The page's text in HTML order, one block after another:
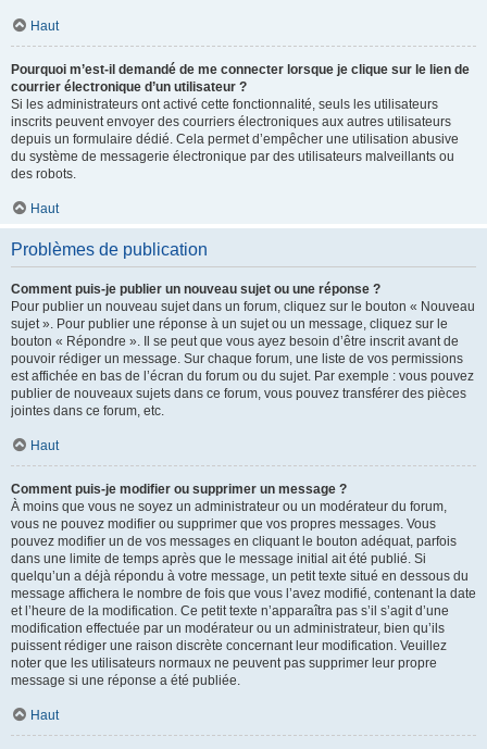
Haut
Pourquoi m’est-il demandé de me connecter lorsque je clique sur le lien de
courrier électronique d’un utilisateur ?
Si les administrateurs ont activé cette fonctionnalité, seuls les utilisateurs
inscrits peuvent envoyer des courriers électroniques aux autres utilisateurs
depuis un formulaire dédié. Cela permet d’empêcher une utilisation abusive
du système de messagerie électronique par des utilisateurs malveillants ou
des robots.
Haut
Problèmes de publication
Comment puis-je publier un nouveau sujet ou une réponse ?
Pour publier un nouveau sujet dans un forum, cliquez sur le bouton « Nouveau
sujet ». Pour publier une réponse à un sujet ou un message, cliquez sur le
bouton « Répondre ». Il se peut que vous ayez besoin d’être inscrit avant de
pouvoir rédiger un message. Sur chaque forum, une liste de vos permissions
est affichée en bas de l’écran du forum ou du sujet. Par exemple : vous pouvez
publier de nouveaux sujets dans ce forum, vous pouvez transférer des pièces
jointes dans ce forum, etc.
Haut
Comment puis-je modifier ou supprimer un message ?
À moins que vous ne soyez un administrateur ou un modérateur du forum,
vous ne pouvez modifier ou supprimer que vos propres messages. Vous
pouvez modifier un de vos messages en cliquant le bouton adéquat, parfois
dans une limite de temps après que le message initial ait été publié. Si
quelqu’un a déjà répondu à votre message, un petit texte situé en dessous du
message affichera le nombre de fois que vous l’avez modifié, contenant la date
et l’heure de la modification. Ce petit texte n’apparaîtra pas s’il s’agit d’une
modification effectuée par un modérateur ou un administrateur, bien qu’ils
puissent rédiger une raison discrète concernant leur modification. Veuillez
noter que les utilisateurs normaux ne peuvent pas supprimer leur propre
message si une réponse a été publiée.
Haut